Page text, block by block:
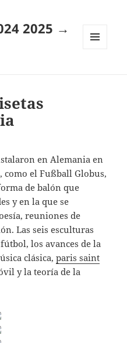
2025 →
en Alemania en
como el Fußball Globus,
de balón que
y en la que se
reuniones de
Las seis esculturas
los avances de la
clásica,paris saint
y la teoría de la